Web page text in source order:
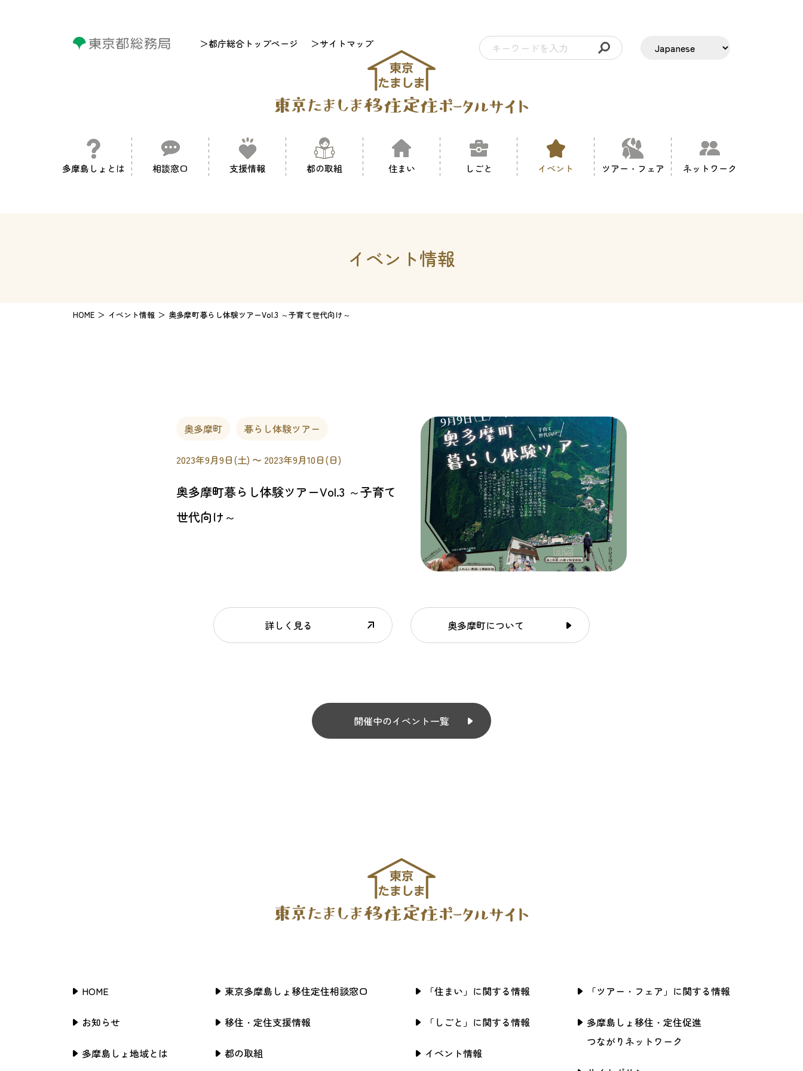
＞都庁総合トップページ ＞サイトマップ
多摩島しょとは 相談窓口 支援情報 都の取組 住まい しごと イベント ツアー・フェア ネットワーク
イベント情報
HOME イベント情報 奥多摩町暮らし体験ツアーVol.3 ～子育て世代向け～
奥多摩町 暮らし体験ツアー
2023年9月9日(土) 〜 2023年9月10日(日)
奥多摩町暮らし体験ツアーVol.3 ～子育て
世代向け～
詳しく見る 奥多摩町について
開催中のイベント一覧
HOME
お知らせ
多摩島しょ地域とは
東京多摩島しょ移住定住相談窓口
移住・定住支援情報
都の取組
「住まい」に関する情報
「しごと」に関する情報
イベント情報
「ツアー・フェア」に関する情報
多摩島しょ移住・定住促進
つながりネットワーク